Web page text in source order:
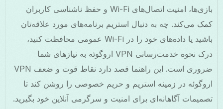
بازی‌ها، امنیت اتصال‌های Wi-Fi و حفظ ناشناسی کاربران
کمک می‌کند. چه به دنبال استریم برنامه‌های مورد علاقه‌تان
باشید یا داده‌های خود را در Wi-Fi عمومی محافظت کنید،
درک نحوه خدمت‌رسانی VPN اروگوئه به نیازهای شما
ضروری است. این راهنما قصد دارد نقاط قوت و ضعف VPN
اروگوئه در زمینه استریم و حریم خصوصی را روشن کند تا
تصمیمات آگاهانه‌ای برای امنیت و سرگرمی آنلاین خود بگیرید.